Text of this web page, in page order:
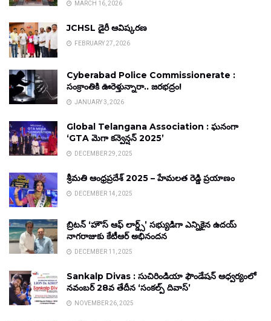
MARCH 16, 2026
JCHSL డైరీ ఆవిష్కరణ
FEBRUARY 27, 2026
Cyberabad Police Commissionerate :
సంక్రాంతికి ఊరెళ్తున్నారా.. జరభద్రం!
JANUARY 3, 2026
Global Telangana Association : ఘనంగా
‘GTA మెగా కన్వెన్షన్ 2025’
DECEMBER 29, 2025
శ్రీమతి ఆంధ్రప్రదేశ్ 2025 – హేమలత రెడ్డి ప్రయాణం
DECEMBER 14, 2025
బ్రిటన్ ‘హౌస్ ఆఫ్ లార్డ్స్’ సభ్యుడిగా ఎన్నికైన ఉదయ్
నాగరాజుకు కేటీఆర్ అభినందన
DECEMBER 11, 2025
Sankalp Divas : సుచిరిండియా ఫౌండేషన్ ఆధ్వర్యంలో
నవంబర్ 28వ తేదీన ‘సంకల్ప్ దివాస్’
NOVEMBER 26, 2025